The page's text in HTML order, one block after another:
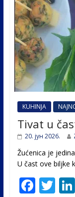
KUHINJA
Tivat u
20. јун 2026.
Žućenica je
U čast ovе biljke
F T